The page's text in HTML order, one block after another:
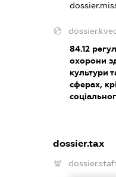
84.12
охорони
культури
сферах,
dossier.tax